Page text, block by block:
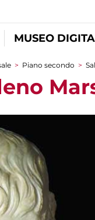
MUSEO
> Piano secondo >